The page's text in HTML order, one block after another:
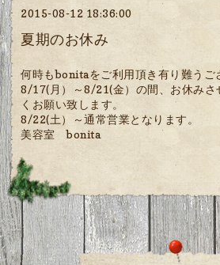
2015-08-12 18:36:00
夏期のお休み
何時もbonitaをご利用頂き有り難うご
8/17(月）～8/21(金）の間、お休みさ
くお願い致します。
8/22(土）～通常営業となります。
美容室 bonita